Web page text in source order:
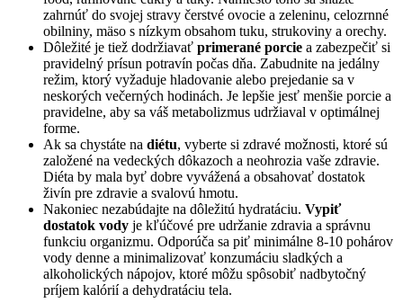
zahrnúť do svojej stravy čerstvé ovocie a zeleninu, celozrnné
obilniny, mäso s nízkym obsahom tuku, strukoviny a orechy.
Dôležité je tiež dodržiavať primerané porcie a zabezpečiť si
pravidelný prísun potravín počas dňa. Zabudnite na jedálny
režim, ktorý vyžaduje hladovanie alebo prejedanie sa v
neskorých večerných hodinách. Je lepšie jesť menšie porcie a
pravidelne, aby sa váš metabolizmus udržiaval v optimálnej
forme.
Ak sa chystáte na diétu, vyberte si zdravé možnosti, ktoré sú
založené na vedeckých dôkazoch a neohrozia vaše zdravie.
Diéta by mala byť dobre vyvážená a obsahovať dostatok
živín pre zdravie a svalovú hmotu.
Nakoniec nezabúdajte na dôležitú hydratáciu. Vypiť
dostatok vody je kľúčové pre udržanie zdravia a správnu
funkciu organizmu. Odporúča sa piť minimálne 8-10 pohárov
vody denne a minimalizovať konzumáciu sladkých a
alkoholických nápojov, ktoré môžu spôsobiť nadbytočný
príjem kalórií a dehydratáciu tela.